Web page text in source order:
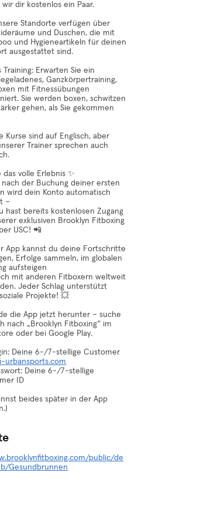
wir dir kostenlos ein Paar.
Standorte verfügen über
und Duschen, die mit
und Hygieneartikeln für deinen
ausgestattet sind.
Training: Erwarten Sie ein
Ganzkörpertraining,
mit Fitnessübungen
Sie werden boxen, schwitzen
gehen, als Sie gekommen
Kurse sind auf Englisch, aber
Trainer sprechen auch
das volle Erlebnis ✨
nach der Buchung deiner ersten
wird dein Konto automatisch
–
hast bereits kostenlosen Zugang
exklusiven Brooklyn Fitboxing
USC! 📲
App kannst du deine Fortschritte
Erfolge sammeln, im globalen
aufsteigen
mit anderen Fitboxern weltweit
Jeder Schlag unterstützt
Projekte! 💥
die App jetzt herunter – suche
nach „Brooklyn Fitboxing“ im
oder bei Google Play.
Deine 6-/7-stellige Customer
urbansports.com
Deine 6-/7-stellige
ID
beides später in der App
public/de
Gesundbrunnen